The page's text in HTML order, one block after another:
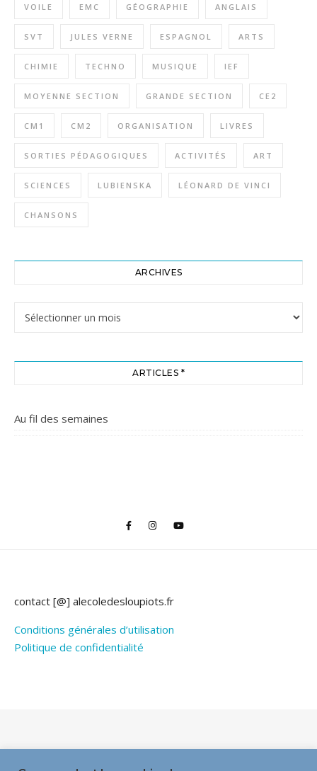
VOILE EMC GÉOGRAPHIE ANGLAIS
SVT JULES VERNE ESPAGNOL ARTS
CHIMIE TECHNO MUSIQUE IEF
MOYENNE SECTION GRANDE SECTION CE2
CM1 CM2 ORGANISATION LIVRES
SORTIES PÉDAGOGIQUES ACTIVITÉS ART
SCIENCES LUBIENSKA LÉONARD DE VINCI
CHANSONS
ARCHIVES
ARTICLES *
Au fil des semaines
contact [@] alecoledesloupiots.fr
Conditions générales d’utilisation
Politique de confidentialité